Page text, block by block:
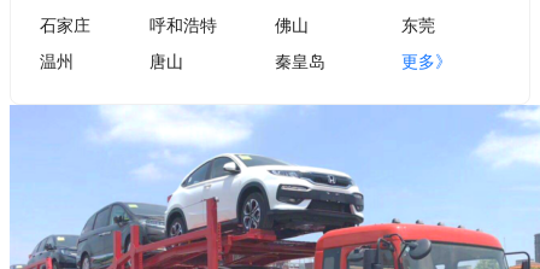
石家庄
呼和浩特 佛山
东莞
温州
唐山 秦皇岛 更多》